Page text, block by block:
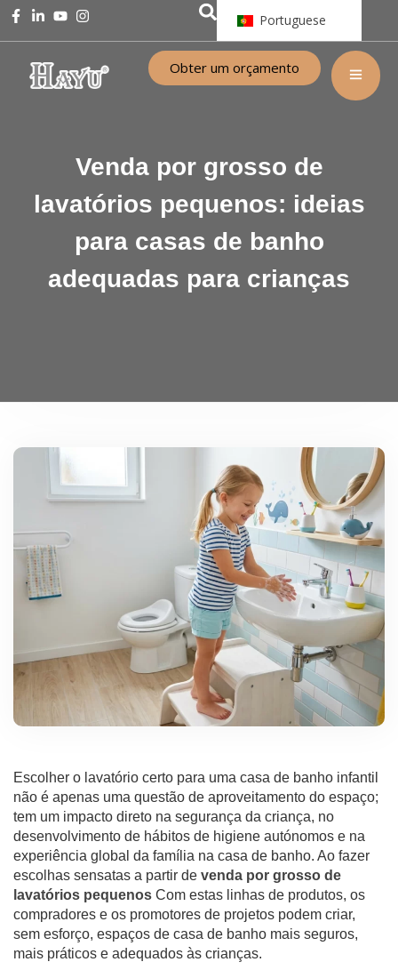
Portuguese
Obter um orçamento
Venda por grosso de
lavatórios pequenos: ideias
para casas de banho
adequadas para crianças
Escolher o lavatório certo para uma casa de banho infantil
não é apenas uma questão de aproveitamento do espaço;
tem um impacto direto na segurança da criança, no
desenvolvimento de hábitos de higiene autónomos e na
experiência global da família na casa de banho. Ao fazer
escolhas sensatas a partir de venda por grosso de
lavatórios pequenos Com estas linhas de produtos, os
compradores e os promotores de projetos podem criar,
sem esforço, espaços de casa de banho mais seguros,
mais práticos e adequados às crianças.